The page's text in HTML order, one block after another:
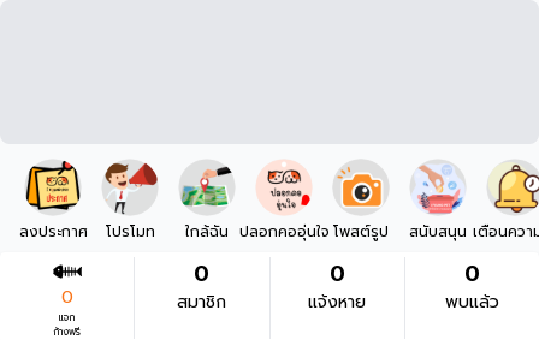
ลงประกาศ โปรโมท ใกล้ฉัน ปลอกคออุ่นใจ โพสต์รูป สนับสนุน เตือนควา
0
แจก
ก้างฟรี
0
สมาชิก
0
แจ้งหาย
0
พบแล้ว